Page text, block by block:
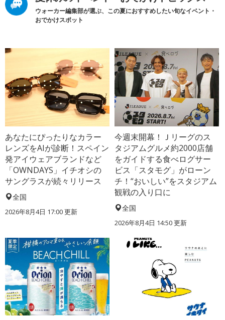
ウォーカー編集部が選ぶ、この夏におすすめしたい旬なイベント・
おでかけスポット
あなたにぴったりなカラー
レンズをAIが診断！スペイン
発アイウェアブランドなど
「OWNDAYS」イチオシの
サングラスが続々リリース
全国
2026年8月4日 17:00更新
今週末開幕！Ｊリーグのス
タジアムグルメ約2000店舗
をガイドする食べログサー
ビス「スタモグ」がローン
チ！“おいしい”をスタジアム
観戦の入り口に
全国
2026年8月4日 14:50更新